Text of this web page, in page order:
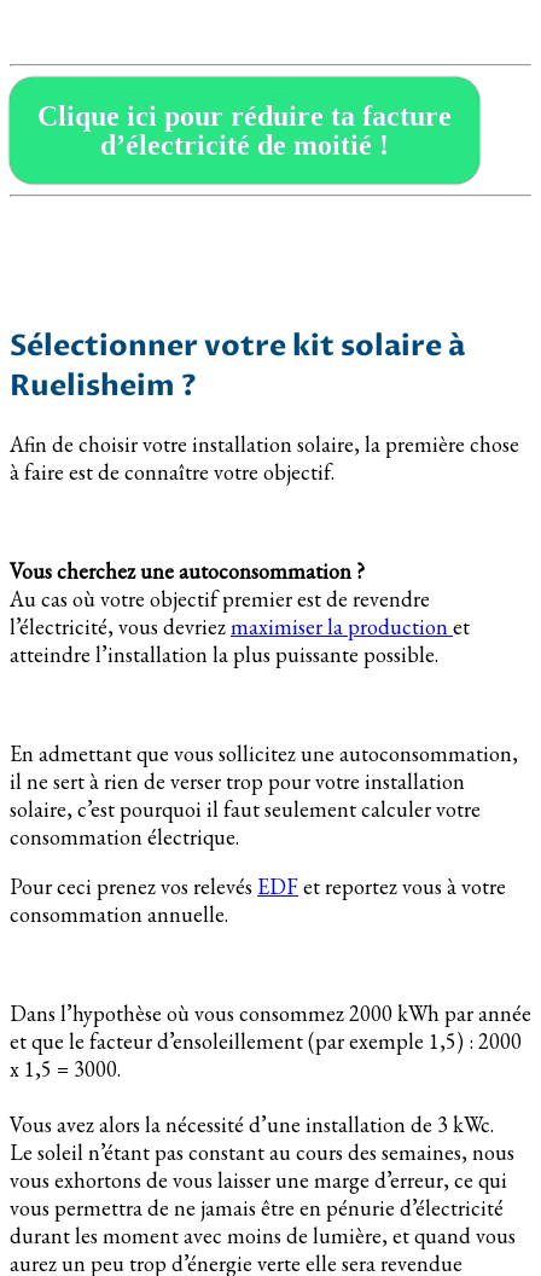
Clique ici pour réduire ta facture
d’électricité de moitié !
Sélectionner votre kit solaire à
Ruelisheim ?
Afin de choisir votre installation solaire, la première chose
à faire est de connaître votre objectif.
Vous cherchez une autoconsommation ?
Au cas où votre objectif premier est de revendre
l’électricité, vous devriezmaximiser la productionet
atteindre l’installation la plus puissante possible.
En admettant que vous sollicitez une autoconsommation,
il ne sert à rien de verser trop pour votre installation
solaire, c’est pourquoi il faut seulement calculer votre
consommation électrique.
Pour ceci prenez vos relevés EDFet reportez vous à votre
consommation annuelle.
Dans l’hypothèse où vous consommez 2000 kWh par année
et que le facteur d’ensoleillement (par exemple 1,5) : 2000
x 1,5 = 3000.
Vous avez alors la nécessité d’une installation de 3 kWc.
Le soleil n’étant pas constant au cours des semaines, nous
vous exhortons de vous laisser une marge d’erreur, ce qui
vous permettra de ne jamais être en pénurie d’électricité
durant les moment avec moins de lumière, et quand vous
aurez un peu trop d’énergie verte elle sera revendue